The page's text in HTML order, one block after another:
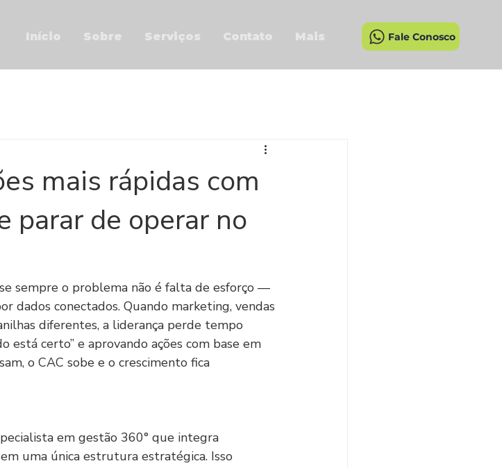
Início Sobre Serviços Contato Mais Fale Conosco
mais rápidas com
parar de operar no
sempre o problema não é falta de esforço —
dados conectados. Quando marketing, vendas
diferentes, a liderança perde tempo
está certo” e aprovando ações com base em
o CAC sobe e o crescimento fica
em gestão 360° que integra
uma única estrutura estratégica. Isso